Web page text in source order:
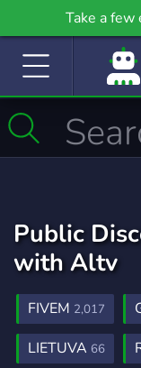
Take a
community
Public
with Altv
FIVEM 2,017
LIETUVA 66